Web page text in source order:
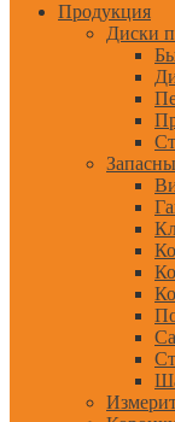
Продукция
Диски